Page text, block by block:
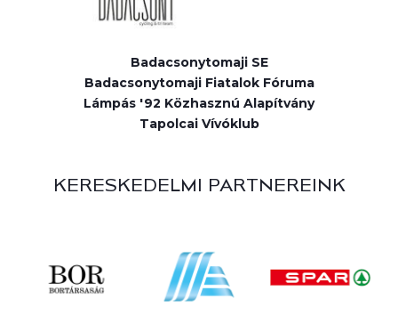
Badacsonytomaji SE
Badacsonytomaji Fiatalok Fóruma
Lámpás '92 Közhasznú Alapítvány
Tapolcai Vívóklub
KERESKEDELMI PARTNEREINK